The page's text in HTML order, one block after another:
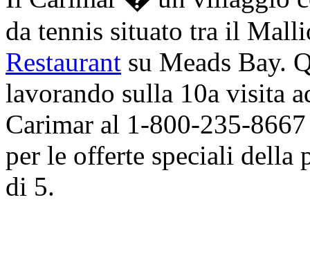
da tennis situato tra il
Restaurant su Meads Bay.
lavorando sulla 10a visita
Carimar al 1-800-235-
per le offerte speciali della
di 5.